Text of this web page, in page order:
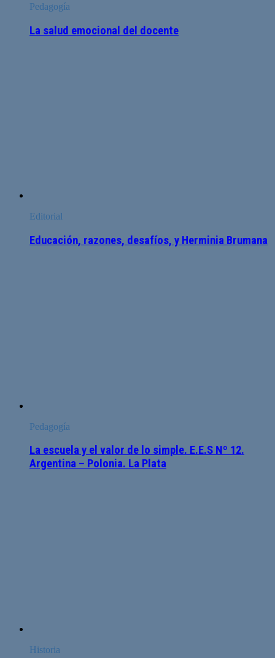
Pedagogía
La salud emocional del docente
Editorial
Educación, razones, desafíos, y Herminia Brumana
Pedagogía
La escuela y el valor de lo simple. E.E.S Nº 12.
Argentina – Polonia. La Plata
Historia